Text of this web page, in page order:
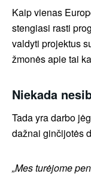
Kaip vienas
stengiasi rasti
valdyti projektus
žmonės apie tai
Niekada
Tada yra darbo
dažnai ginčijotės
„Mes turėjome